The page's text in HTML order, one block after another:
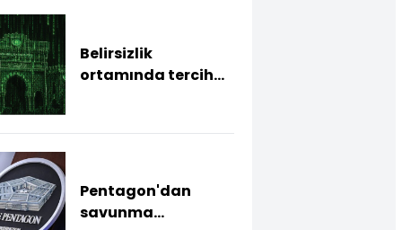
Belirsizlik
ortamında tercih
Pentagon'dan
savunma